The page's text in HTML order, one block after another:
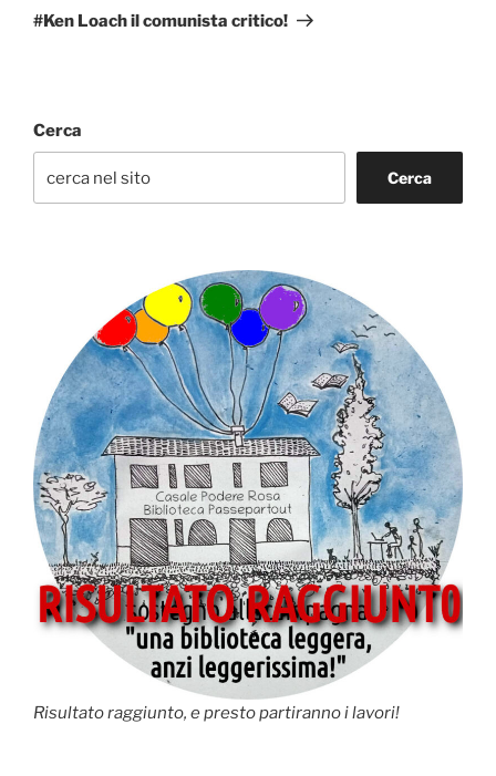
successivo
#Ken Loach il comunista critico!
Cerca
Cerca
Risultato raggiunto, e presto partiranno i lavori!